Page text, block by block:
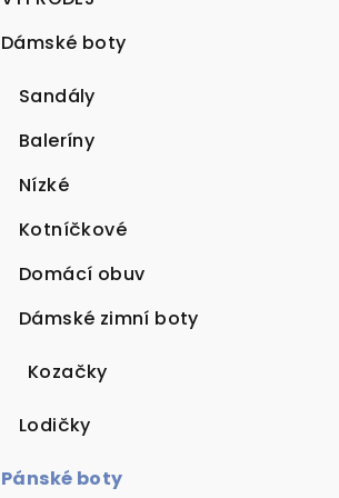
Dámské boty
Sandály
Baleríny
Nízké
Kotníčkové
Domácí obuv
Dámské zimní boty
Kozačky
Lodičky
Pánské boty